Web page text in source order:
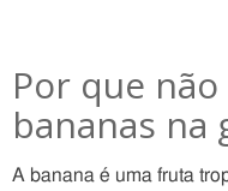
Por que
bananas na
A banana é uma fruta